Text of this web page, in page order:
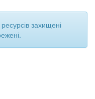
захищені